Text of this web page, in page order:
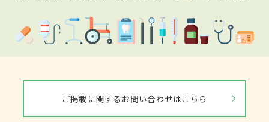
ご掲載に関するお問い合わせはこちら